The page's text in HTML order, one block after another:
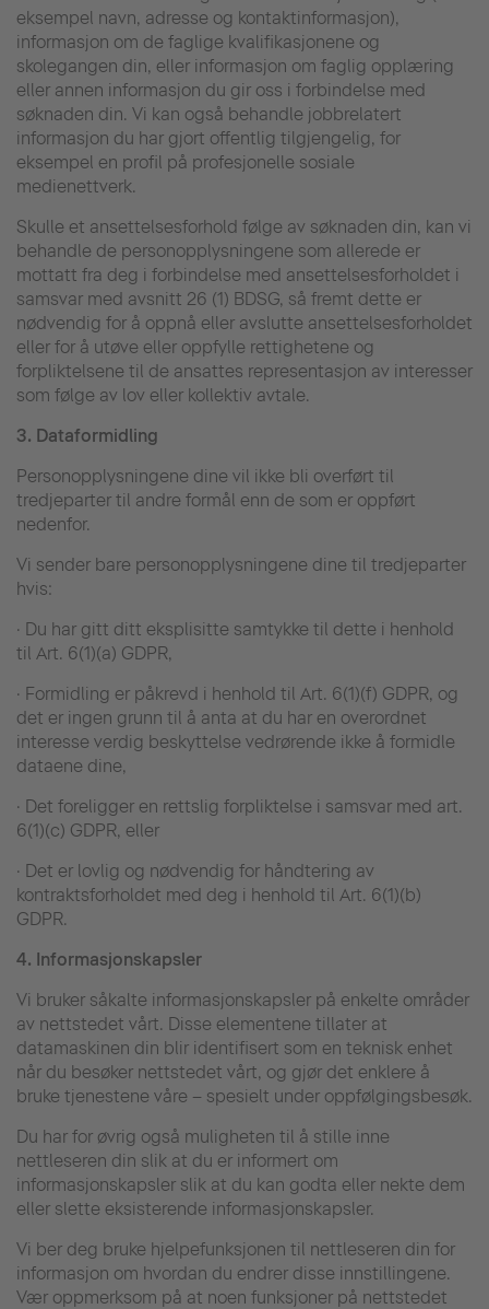
eksempel navn, adresse og kontaktinformasjon),
informasjon om de faglige kvalifikasjonene og
skolegangen din, eller informasjon om faglig opplæring
eller annen informasjon du gir oss i forbindelse med
søknaden din. Vi kan også behandle jobbrelatert
informasjon du har gjort offentlig tilgjengelig, for
eksempel en profil på profesjonelle sosiale
medienettverk.
Skulle et ansettelsesforhold følge av søknaden din, kan vi
behandle de personopplysningene som allerede er
mottatt fra deg i forbindelse med ansettelsesforholdet i
samsvar med avsnitt 26 (1) BDSG, så fremt dette er
nødvendig for å oppnå eller avslutte ansettelsesforholdet
eller for å utøve eller oppfylle rettighetene og
forpliktelsene til de ansattes representasjon av interesser
som følge av lov eller kollektiv avtale.
3. Dataformidling
Personopplysningene dine vil ikke bli overført til
tredjeparter til andre formål enn de som er oppført
nedenfor.
Vi sender bare personopplysningene dine til tredjeparter
hvis:
· Du har gitt ditt eksplisitte samtykke til dette i henhold
til Art. 6(1)(a) GDPR,
· Formidling er påkrevd i henhold til Art. 6(1)(f) GDPR, og
det er ingen grunn til å anta at du har en overordnet
interesse verdig beskyttelse vedrørende ikke å formidle
dataene dine,
· Det foreligger en rettslig forpliktelse i samsvar med art.
6(1)(c) GDPR, eller
· Det er lovlig og nødvendig for håndtering av
kontraktsforholdet med deg i henhold til Art. 6(1)(b)
GDPR.
4. Informasjonskapsler
Vi bruker såkalte informasjonskapsler på enkelte områder
av nettstedet vårt. Disse elementene tillater at
datamaskinen din blir identifisert som en teknisk enhet
når du besøker nettstedet vårt, og gjør det enklere å
bruke tjenestene våre – spesielt under oppfølgingsbesøk.
Du har for øvrig også muligheten til å stille inne
nettleseren din slik at du er informert om
informasjonskapsler slik at du kan godta eller nekte dem
eller slette eksisterende informasjonskapsler.
Vi ber deg bruke hjelpefunksjonen til nettleseren din for
informasjon om hvordan du endrer disse innstillingene.
Vær oppmerksom på at noen funksjoner på nettstedet